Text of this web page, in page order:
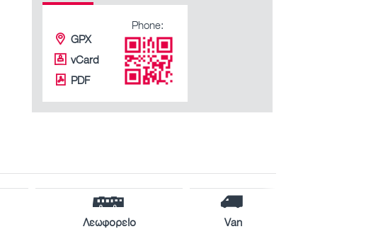
GPX
vCard
PDF
Phone:
Λεωφορείο
Van